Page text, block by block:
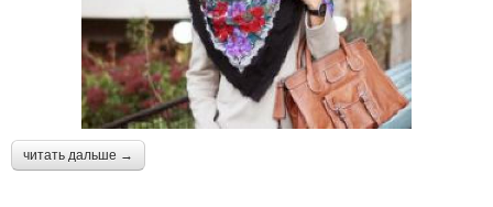
читать дальше →